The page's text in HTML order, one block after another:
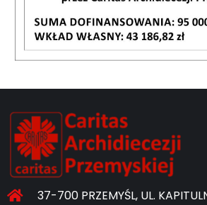
37-700 PRZEMYŚL, UL.